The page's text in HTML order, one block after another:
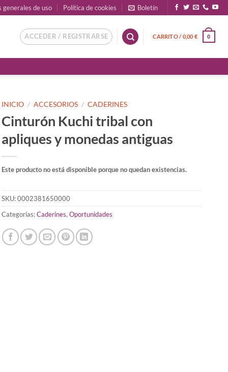
generales de uso Política de cookies Boletín
ACCEDER / REGISTRARSE CARRITO /0,00 € 0
INICIO / ACCESORIOS / CADERINES
Cinturón Kuchi tribal con
apliques y monedas antiguas
Este producto no está disponible porque no quedan existencias.
SKU:0002381650000
Categorías:Caderines, Oportunidades